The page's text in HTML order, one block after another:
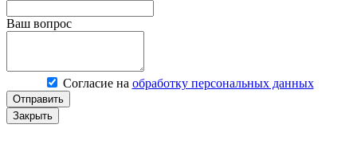
Ваш вопрос
Согласие на обработку персональных данных
Отправить
Закрыть